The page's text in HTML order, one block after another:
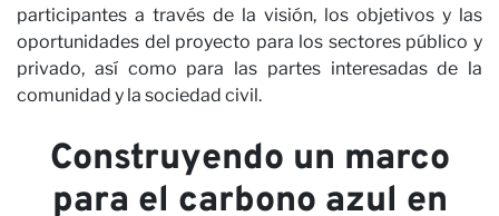
participantes a través de la visión, los objetivos y las
oportunidades del proyecto para los sectores público y
privado, así como para las partes interesadas de la
comunidad y la sociedad civil.
Construyendo un marco
para el carbono azul en